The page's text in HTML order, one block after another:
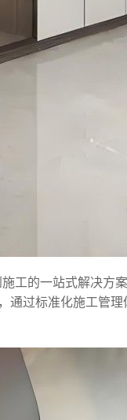
工的一站式解决方
通过标准化施工管